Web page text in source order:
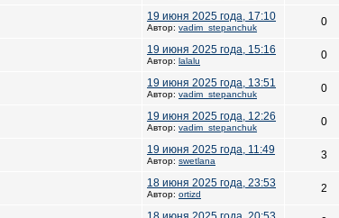
19 июня 2025 года, 17:10
Автор: vadim_stepanchuk 0
19 июня 2025 года, 15:16
Автор: lalalu 0
19 июня 2025 года, 13:51
Автор: vadim_stepanchuk 0
19 июня 2025 года, 12:26
Автор: vadim_stepanchuk 0
19 июня 2025 года, 11:49
Автор: swetlana 3
18 июня 2025 года, 23:53
Автор: ortizd 2